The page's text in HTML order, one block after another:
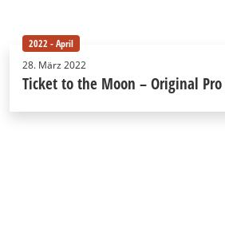
2022 - April
28. März 2022
Ticket to the Moon – Original